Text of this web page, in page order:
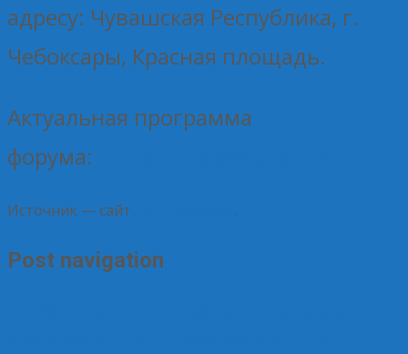
адресу: Чувашская Республика, г.
Чебоксары, Красная площадь.
Актуальная программа
форума:
Источник — сайт .
Post navigation